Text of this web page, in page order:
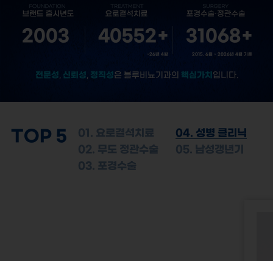
2003 40552+
~26년 4월
31068+
2015. 6월 ~ 2026년 4월 기준
전문성, 신뢰성 , 정직성은 블루비뇨기과의 핵심가치 입니다.
TOP 5
01. 요로결석치료
02. 무도 정관수술
03. 포경수술
04. 성병 클리닉
05. 남성갱년기